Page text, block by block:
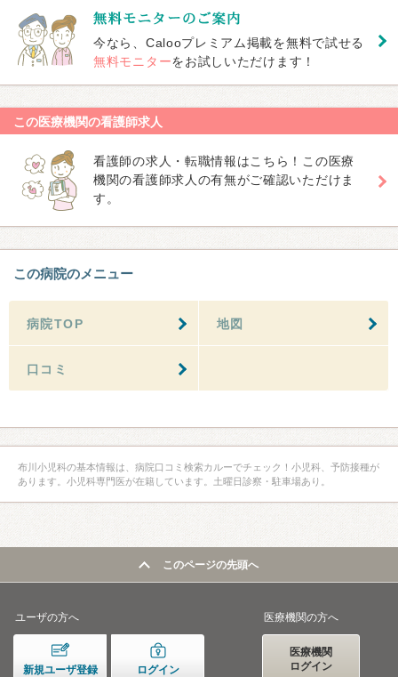
今なら、Calooプレミアム掲載を無料で試せる
無料モニターをお試しいただけます！
この医療機関の看護師求人
看護師の求人・転職情報はこちら！この医療
機関の看護師求人の有無がご確認いただけま
す。
この病院のメニュー
病院TOP 地図
口コミ
布川小児科の基本情報は、病院口コミ検索カルーでチェック！小児科、予防接種が
あります。小児科専門医が在籍しています。土曜日診察・駐車場あり。
このページの先頭へ
ユーザの方へ
新規ユーザ登録 ログイン
医療機関の方へ
医療機関
ログイン